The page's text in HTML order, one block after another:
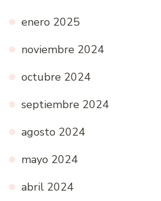
enero 2025
noviembre 2024
octubre 2024
septiembre 2024
agosto 2024
mayo 2024
abril 2024